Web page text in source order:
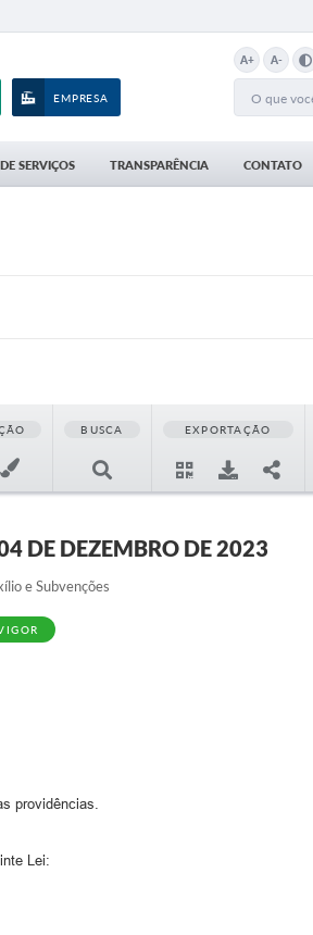
EMPRESA
A+ A-
SERVIÇOS TRANSPARÊNCIA CONTATO
BUSCA EXPORTAÇÃO
DE DEZEMBRO DE 2023
e Subvenções
providências.
Lei: